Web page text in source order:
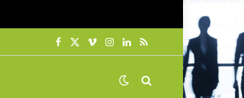
Facebook
X
VimeoInstagram
LinkedIn
RSS